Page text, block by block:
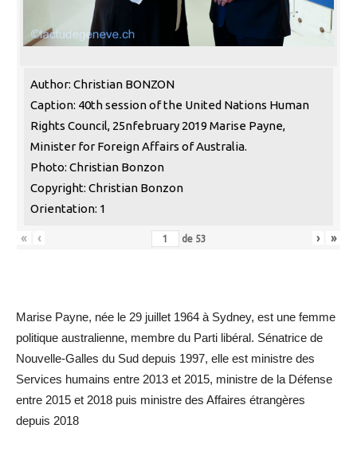
Author: Christian BONZON
Caption: 40th session of the United Nations Human
Rights Council, 25nfebruary 2019 Marise Payne,
Minister for Foreign Affairs of Australia.
Photo: Christian Bonzon
Copyright: Christian Bonzon
Orientation: 1
« ‹ de 53 › »
Marise Payne, née le 29 juillet 1964 à Sydney, est une femme
politique australienne, membre du Parti libéral. Sénatrice de
Nouvelle-Galles du Sud depuis 1997, elle est ministre des
Services humains entre 2013 et 2015, ministre de la Défense
entre 2015 et 2018 puis ministre des Affaires étrangères
depuis 2018